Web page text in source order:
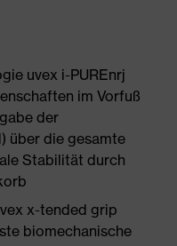
uvex i-PUREnrj
im Vorfuß
der
über die gesamte
Stabilität durch
x-tended grip
biomechanische